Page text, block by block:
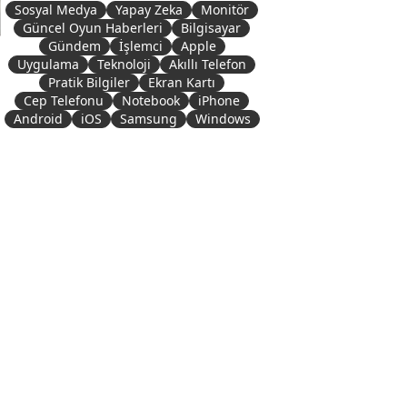
Sosyal Medya Yapay Zeka
Monitör
Güncel Oyun Haberleri
Bilgisayar
Gündem
İşlemci
Apple
Uygulama
Teknoloji
Akıllı Telefon
Pratik Bilgiler
Ekran Kartı
Cep Telefonu
Notebook
iPhone
Android
iOS Samsung Windows